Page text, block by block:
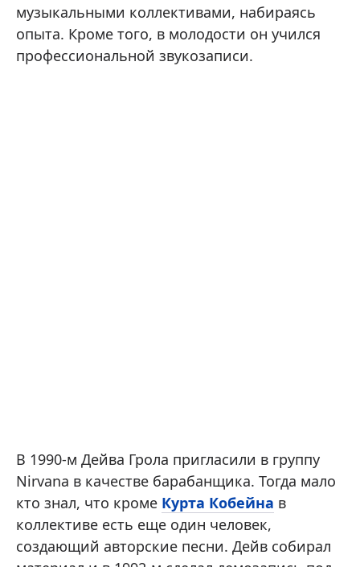
музыкальными коллективами, набираясь
опыта. Кроме того, в молодости он учился
профессиональной звукозаписи.
В 1990-м Дейва Грола пригласили в группу
Nirvana в качестве барабанщика. Тогда мало
кто знал, что кроме Курта Кобейна в
коллективе есть еще один человек,
создающий авторские песни. Дейв собирал